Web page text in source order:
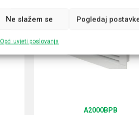
Ne slažem se Pogledaj
Opći uvjeti poslovanja
A2000BPB